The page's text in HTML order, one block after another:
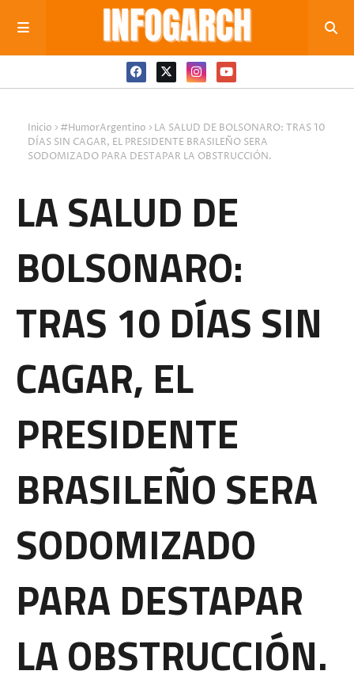
Inicio #HumorArgentino
LA SALUD DE BOLSONARO: TRAS 10
DÍAS SIN CAGAR, EL PRESIDENTE BRASILEÑO SERA
SODOMIZADO PARA DESTAPAR LA OBSTRUCCIÓN.
LA SALUD DE
BOLSONARO:
TRAS 10 DÍAS SIN
CAGAR, EL
PRESIDENTE
BRASILEÑO SERA
SODOMIZADO
PARA DESTAPAR
LA OBSTRUCCIÓN.